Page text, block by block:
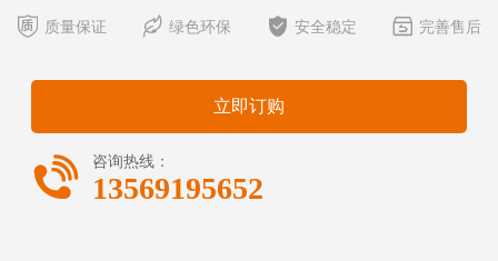
芯轮胎的承载能力。 公司产品充气轮胎涵盖工业车辆系列、工
格。 实芯轮胎优越性与应用： 海绵实芯轮胎具有承载能力
 质量保证  绿色环保  安全稳定  完善售后
立即订购
 咨询热线：
13569195652